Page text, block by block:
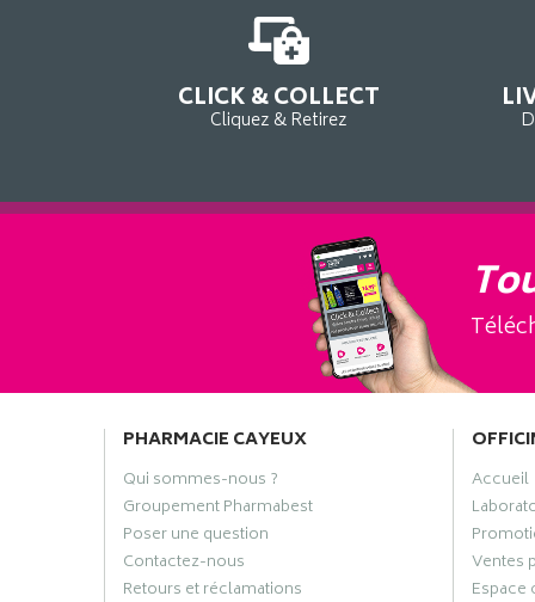
CLICK & COLLECT
Cliquez & Retirez
PHARMACIE CAYEUX
Qui sommes-nous ?
Groupement Pharmabest
Poser une question
Contactez-nous
Retours et réclamations
Accueil
Ventes
Espace